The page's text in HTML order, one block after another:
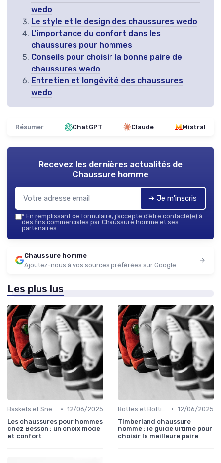
wedo
Le style et le design des chaussures wedo
L'importance du confort dans les
chaussures pour hommes
Conseils pour choisir la bonne paire de
chaussures wedo
Entretien et longévité des chaussures
wedo
Résumer ChatGPT Claude Mistral
Recevez les dernières actualités de
Chaussure homme
➔ Je m'inscris
* En remplissant ce formulaire, j’accepte d’être contacté(e) à
des fins commerciales par Chaussure homme et ses
partenaires.
Chaussure homme
Ajoutez-nous à vos sources préférées sur Google
Les plus lus
Baskets et Sneakers • 12/06/2025
Les chaussures pour hommes
chez Besson : un choix mode
et confort
Bottes et Bottines • 12/06/2025
Timberland chaussure
homme : le guide ultime pour
choisir la meilleure paire